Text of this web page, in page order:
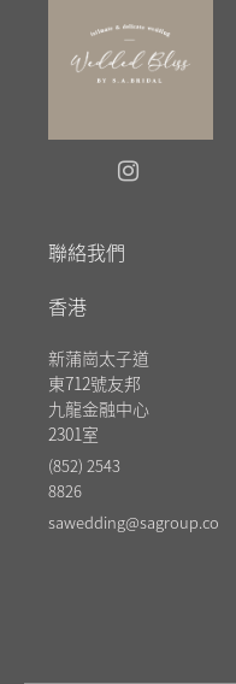
聯絡我們
香港
新蒲崗太子道
東712號友邦
九龍金融中心
2301室
(852) 2543
8826
sawedding@sagroup.co